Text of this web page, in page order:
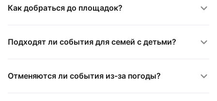
Как добраться до площадок?
Подходят ли события для семей с детьми?
Отменяются ли события из-за погоды?